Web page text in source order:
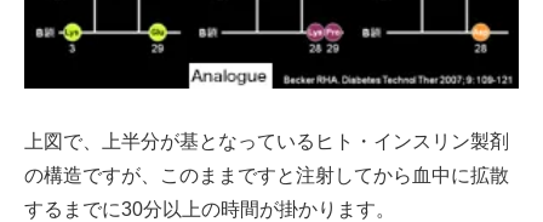
上図で、上半分が基となっているヒト・インスリン製剤
の構造ですが、このままですと注射してから血中に拡散
するまでに30分以上の時間が掛かります。